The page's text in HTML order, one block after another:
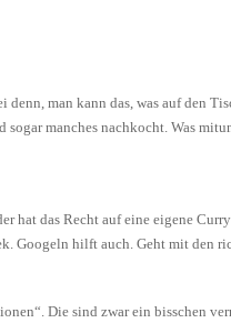
man kann das, was auf den
manches nachkocht. Was
das Recht auf eine eigene
Googeln hilft auch. Geht mit den
Die sind zwar ein bisschen